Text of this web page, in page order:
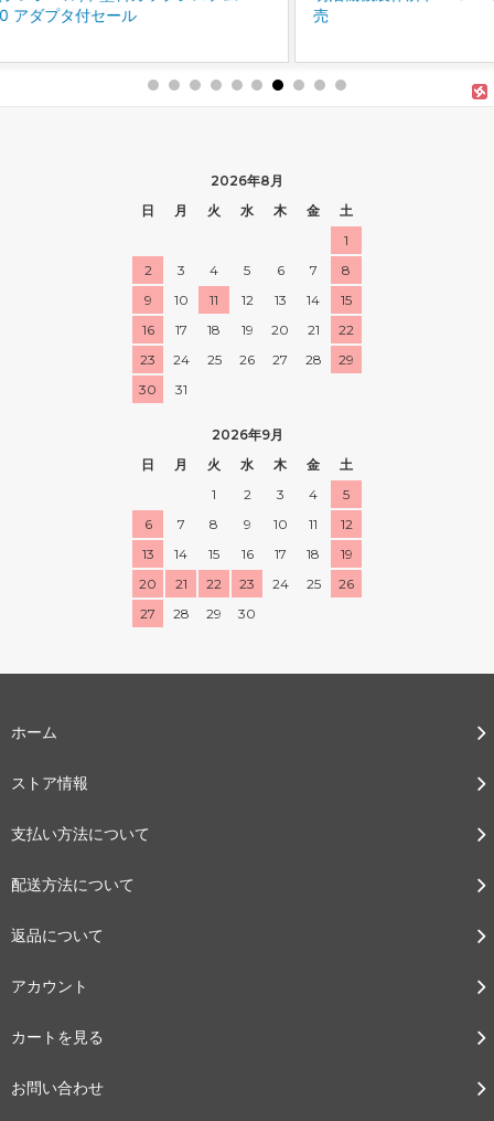
売
2026年8月
日
月 火 水 木 金
土
1
2
3 4 5 6 7
8
9
10 11 12 13 14
15
16
17 18 19 20 21
22
23
24 25 26 27 28
29
30
31
2026年9月
日
月 火 水 木 金
土
1
2 3 4
5
6
7 8 9 10 11
12
13
14 15 16 17 18
19
20
21 22 23 24 25
26
27
28 29 30
ホーム
ストア情報
支払い方法について
配送方法について
返品について
アカウント
カートを見る
お問い合わせ